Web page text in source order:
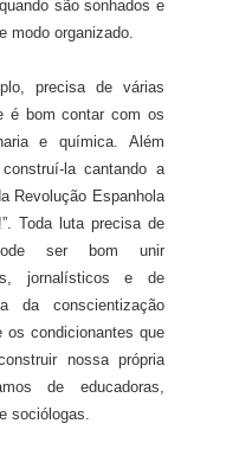
são sonhados e
modo organizado.
precisa de várias
é bom contar com os
e química. Além
la cantando a
Revolução Espanhola
Toda luta precisa de
ser bom unir
jornalísticos e de
da conscientização
condicionantes que
nossa própria
de educadoras,
sociólogas.